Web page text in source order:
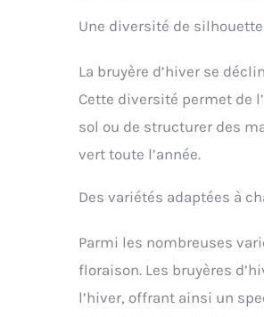
Une diversité de
La bruyère d’hiver se
Cette diversité permet de
sol ou de structurer des
vert toute l’année.
Des variétés adaptées à
Parmi les nombreuses
floraison. Les bruyères
l’hiver, offrant ainsi un